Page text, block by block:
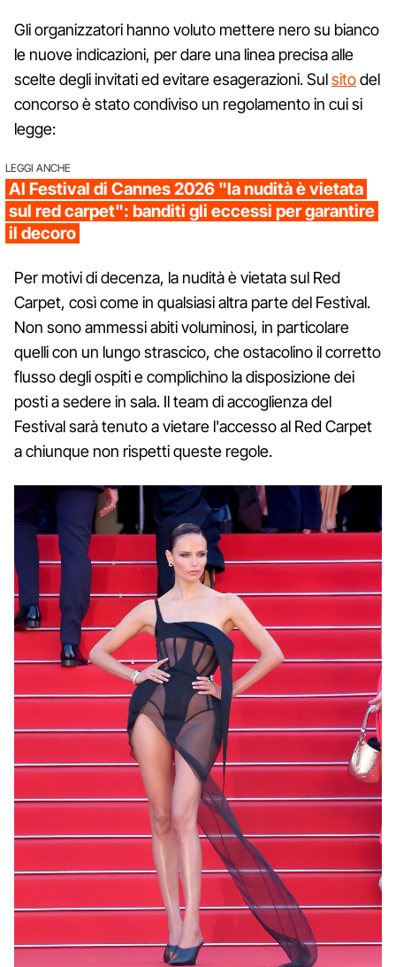
Gli organizzatori hanno voluto mettere nero su bianco
le nuove indicazioni, per dare una linea precisa alle
scelte degli invitati ed evitare esagerazioni. Sulsitodel
concorso è stato condiviso un regolamento in cui si
legge:
LEGGI ANCHE
Al Festival di Cannes 2026 "la nudità è vietata
sul red carpet": banditi gli eccessi per garantire
il decoro
Per motivi di decenza, la nudità è vietata sul Red
Carpet, così come in qualsiasi altra parte del Festival.
Non sono ammessi abiti voluminosi, in particolare
quelli con un lungo strascico, che ostacolino il corretto
flusso degli ospiti e complichino la disposizione dei
posti a sedere in sala. Il team di accoglienza del
Festival sarà tenuto a vietare l'accesso al Red Carpet
a chiunque non rispetti queste regole.